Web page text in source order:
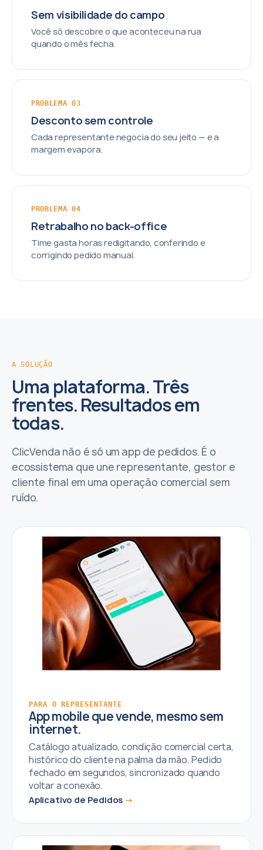
Sem visibilidade do campo
Você só descobre o que aconteceu na rua
quando o mês fecha.
PROBLEMA 03
Desconto sem controle
Cada representante negocia do seu jeito — e a
margem evapora.
PROBLEMA 04
Retrabalho no back-office
Time gasta horas redigitando, conferindo e
corrigindo pedido manual.
A SOLUÇÃO
Uma plataforma. Três
frentes. Resultados em
todas.
ClicVenda não é só um app de pedidos. É o
ecossistema que une representante, gestor e
cliente final em uma operação comercial sem
ruído.
PARA O REPRESENTANTE
App mobile que vende, mesmo sem
internet.
Catálogo atualizado, condição comercial certa,
histórico do cliente na palma da mão. Pedido
fechado em segundos, sincronizado quando
voltar a conexão.
Aplicativo de Pedidos